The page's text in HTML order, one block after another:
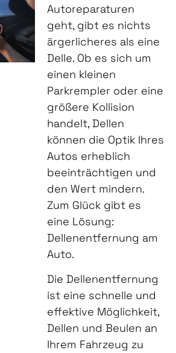
Autoreparaturen
geht, gibt es nichts
ärgerlicheres als eine
Delle. Ob es sich um
einen kleinen
Parkrempler oder eine
größere Kollision
handelt, Dellen
können die Optik Ihres
Autos erheblich
beeinträchtigen und
den Wert mindern.
Zum Glück gibt es
eine Lösung:
Dellenentfernung am
Auto.
Die Dellenentfernung
ist eine schnelle und
effektive Möglichkeit,
Dellen und Beulen an
Ihrem Fahrzeug zu